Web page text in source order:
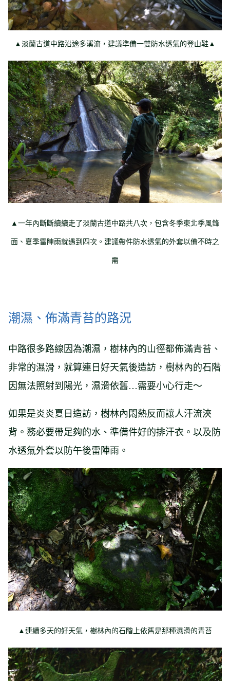
▲淡蘭古道中路沿途多溪流，建議準備一雙防水透氣的登山鞋▲
▲一年內斷斷續續走了淡蘭古道中路共八次，包含冬季東北季風鋒
面、夏季雷陣雨就遇到四次。建議帶件防水透氣的外套以備不時之
需
潮濕、佈滿青苔的路況
中路很多路線因為潮濕，樹林內的山徑都佈滿青苔、
非常的濕滑，就算連日好天氣後造訪，樹林內的石階
因無法照射到陽光，濕滑依舊…需要小心行走～
如果是炎炎夏日造訪，樹林內悶熱反而讓人汗流浹
背。務必要帶足夠的水、準備件好的排汗衣。以及防
水透氣外套以防午後雷陣雨。
▲連續多天的好天氣，樹林內的石階上依舊是那種濕滑的青苔